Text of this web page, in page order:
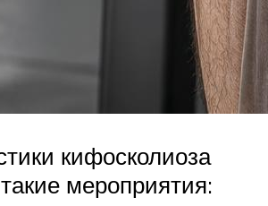
кифосколиоза
мероприятия: